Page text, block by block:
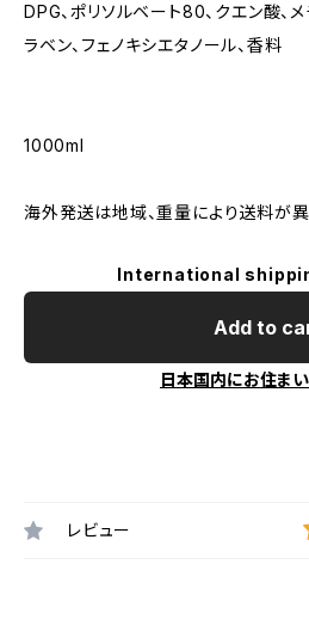
DPG、ポリソルベート80、クエン酸、
ラベン、フェノキシエタノール、香料
1000ml
海外発送は地域、重量により送料が異
International
Add to
日本国内にお住ま
レビュー